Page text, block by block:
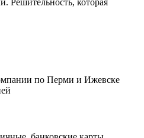
Решительность, которая
по Перми и Ижевске